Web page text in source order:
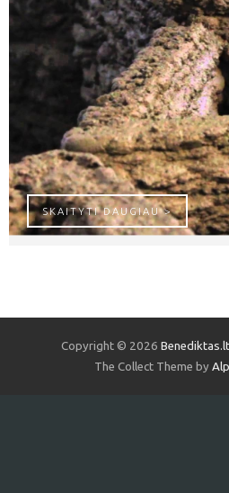
SKAITYTI DAUGIAU >NAMŲ
Copyright © 2026 Benediktas.lt
The Collect Theme by